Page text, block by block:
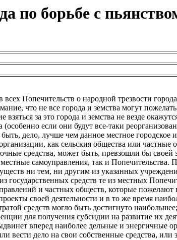
по борьбе с
всех Попечительств о народной трезвости
что не все города и земства могут
взяться за это города и земства не везде
(особенно если они будут все-таки
дело, лучше чем данное местное городское
как сельския общества или
средства, может быть, превзошли бы
самоуправления, так и
ни тем, ни другим из указанных
государственных средств те из местных
и частных обществ, которые пожелают
своей деятельности и в то же время
средств могло быть достигнуто
для получения субсидии на развитие их
вперед наиболее дельные и энергичные
вести дело на свои собственные средства, или